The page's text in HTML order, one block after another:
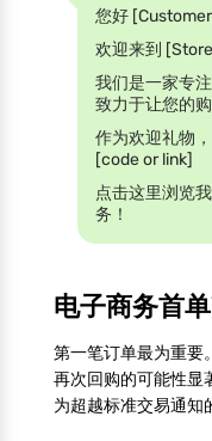
您好
欢迎来到
我们是一家专
致力于让您的
作为欢迎礼物
[code or link]
点击这里浏览
务！
电子商务首
第一笔订单最为重要
再次回购的可能性显
为超越标准交易通知